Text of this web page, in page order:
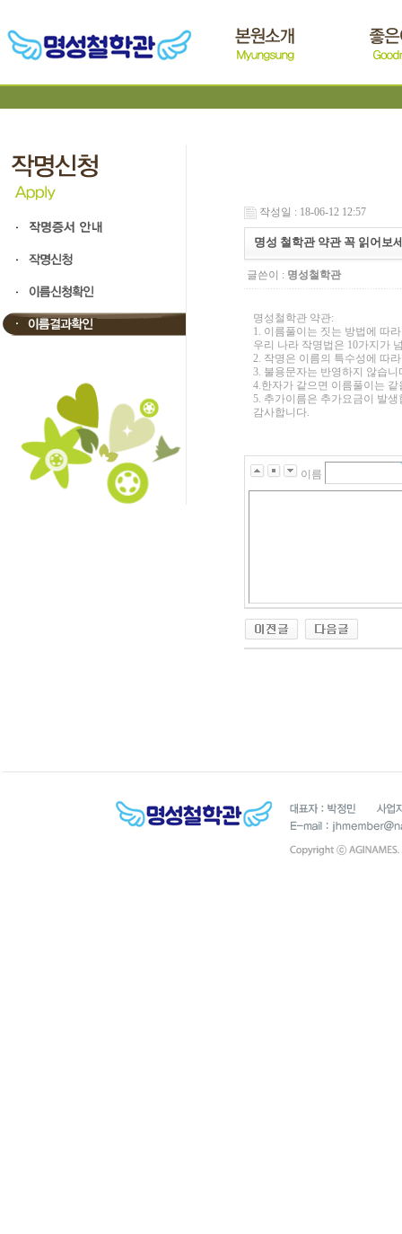
작성일 : 18-06-12 12:57
명성 철학관 약관 꼭 읽어보
글쓴이 : 명성철학관
명성철학관 약관:
1. 이름풀이는 짓는 방법에 따
우리 나라 작명법은 10가지가
2. 작명은 이름의 특수성에 따
3. 불용문자는 반영하지 않습
4.한자가 같으면 이름풀이는 같
5. 추가이름은 추가요금이 발생
감사합니다.
이름